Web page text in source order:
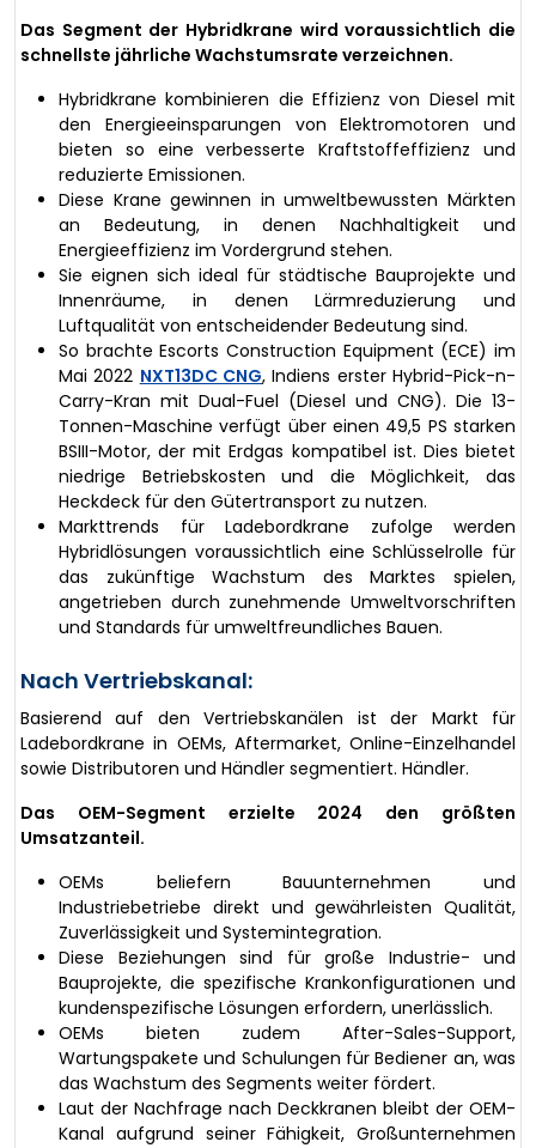
Das Segment der Hybridkrane wird voraussichtlich die
schnellste jährliche Wachstumsrate verzeichnen.
Hybridkrane kombinieren die Effizienz von Diesel mit
den Energieeinsparungen von Elektromotoren und
bieten so eine verbesserte Kraftstoffeffizienz und
reduzierte Emissionen.
Diese Krane gewinnen in umweltbewussten Märkten
an Bedeutung, in denen Nachhaltigkeit und
Energieeffizienz im Vordergrund stehen.
Sie eignen sich ideal für städtische Bauprojekte und
Innenräume, in denen Lärmreduzierung und
Luftqualität von entscheidender Bedeutung sind.
So brachte Escorts Construction Equipment (ECE) im
Mai 2022 NXT13DC CNG, Indiens erster Hybrid-Pick-n-
Carry-Kran mit Dual-Fuel (Diesel und CNG). Die 13-
Tonnen-Maschine verfügt über einen 49,5 PS starken
BSIII-Motor, der mit Erdgas kompatibel ist. Dies bietet
niedrige Betriebskosten und die Möglichkeit, das
Heckdeck für den Gütertransport zu nutzen.
Markttrends für Ladebordkrane zufolge werden
Hybridlösungen voraussichtlich eine Schlüsselrolle für
das zukünftige Wachstum des Marktes spielen,
angetrieben durch zunehmende Umweltvorschriften
und Standards für umweltfreundliches Bauen.
Nach Vertriebskanal:
Basierend auf den Vertriebskanälen ist der Markt für
Ladebordkrane in OEMs, Aftermarket, Online-Einzelhandel
sowie Distributoren und Händler segmentiert. Händler.
Das OEM-Segment erzielte 2024 den größten
Umsatzanteil.
OEMs beliefern Bauunternehmen und
Industriebetriebe direkt und gewährleisten Qualität,
Zuverlässigkeit und Systemintegration.
Diese Beziehungen sind für große Industrie- und
Bauprojekte, die spezifische Krankonfigurationen und
kundenspezifische Lösungen erfordern, unerlässlich.
OEMs bieten zudem After-Sales-Support,
Wartungspakete und Schulungen für Bediener an, was
das Wachstum des Segments weiter fördert.
Laut der Nachfrage nach Deckkranen bleibt der OEM-
Kanal aufgrund seiner Fähigkeit, Großunternehmen